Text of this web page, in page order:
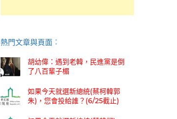
熱門文章與頁面︰
胡幼偉：遇到老韓，民進黨是倒
了八百輩子楣
如果今天就選新總統(蔡柯韓郭
朱)，您會投給誰？(6/25截止)